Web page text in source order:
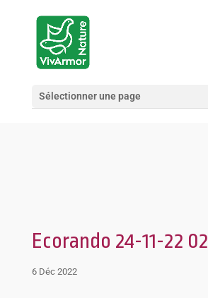
Sélectionner une page
Ecorando 24-11-22 02
6 Déc 2022